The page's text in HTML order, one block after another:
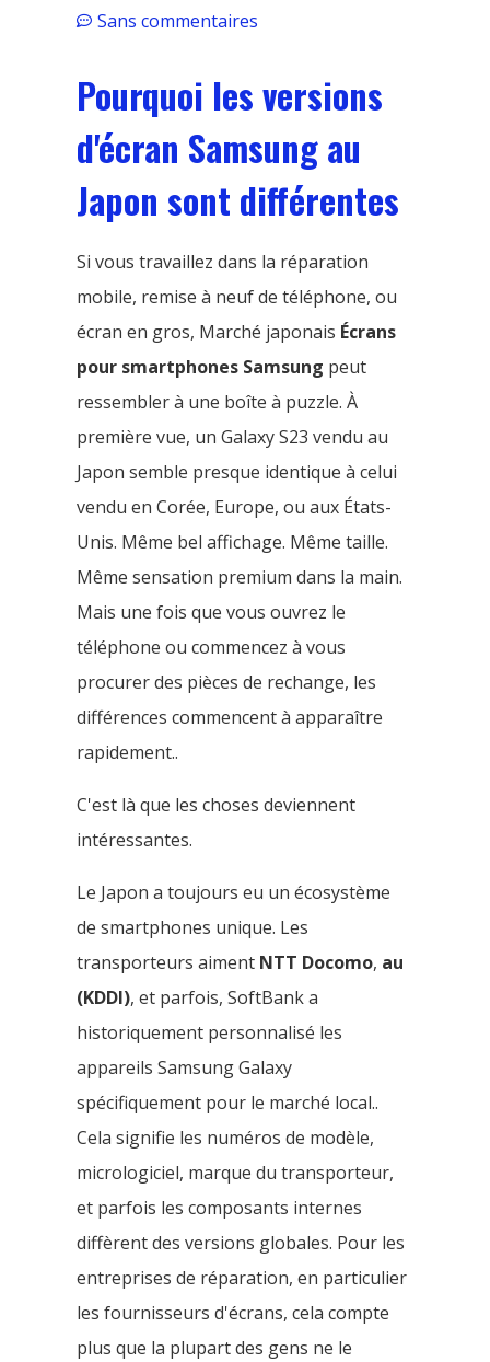
Sans commentaires
Pourquoi les versions
d'écran Samsung au
Japon sont différentes
Si vous travaillez dans la réparation
mobile, remise à neuf de téléphone, ou
écran en gros, Marché japonais Écrans
pour smartphones Samsung peut
ressembler à une boîte à puzzle. À
première vue, un Galaxy S23 vendu au
Japon semble presque identique à celui
vendu en Corée, Europe, ou aux États-
Unis. Même bel affichage. Même taille.
Même sensation premium dans la main.
Mais une fois que vous ouvrez le
téléphone ou commencez à vous
procurer des pièces de rechange, les
différences commencent à apparaître
rapidement..
C'est là que les choses deviennent
intéressantes.
Le Japon a toujours eu un écosystème
de smartphones unique. Les
transporteurs aiment NTT Docomo, au
(KDDI), et parfois, SoftBank a
historiquement personnalisé les
appareils Samsung Galaxy
spécifiquement pour le marché local..
Cela signifie les numéros de modèle,
micrologiciel, marque du transporteur,
et parfois les composants internes
diffèrent des versions globales. Pour les
entreprises de réparation, en particulier
les fournisseurs d'écrans, cela compte
plus que la plupart des gens ne le